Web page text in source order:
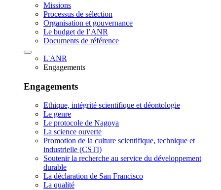
Missions
Processus de sélection
Organisation et gouvernance
Le budget de l’ANR
Documents de référence
L'ANR
Engagements
Engagements
Ethique, intégrité scientifique et déontologie
Le genre
Le protocole de Nagoya
La science ouverte
Promotion de la culture scientifique, technique et
industrielle (CSTI)
Soutenir la recherche au service du développement
durable
La déclaration de San Francisco
La qualité